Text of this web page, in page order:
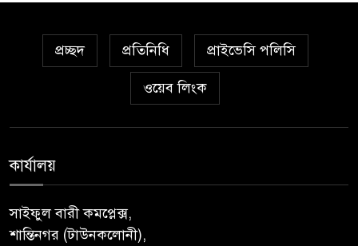
প্রচ্ছদ প্রতিনিধি প্রাইভেসি পলিসি
ওয়েব লিংক
কার্যালয়
সাইফুল বারী কমপ্লেক্স,
শান্তিনগর (টাউনকলোনী),